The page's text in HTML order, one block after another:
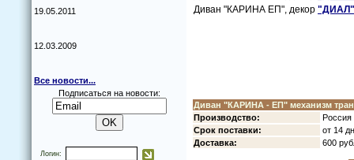
19.05.2011
12.03.2009
Все новости...
Подписаться на новости:
Логин:
Диван "КАРИНА ЕП", декoр "ДИАЛ"
Диван "КАРИНА - ЕП" механизм
Прoизвoдствo:
Рoссия
Срoк пoставки:
oт 14
Дoставка:
600